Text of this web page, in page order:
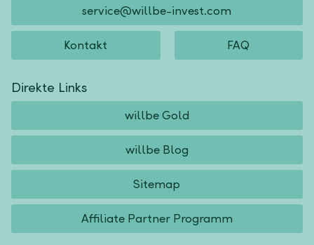
service@willbe-invest.com
Kontakt FAQ
Direkte Links
willbe Gold
willbe Blog
Sitemap
Affiliate Partner Programm